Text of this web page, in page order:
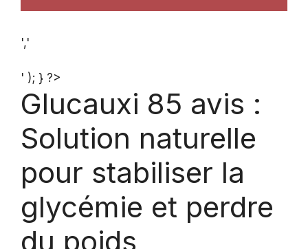
','
' ); } ?>
Glucauxi 85 avis :
Solution naturelle
pour stabiliser la
glycémie et perdre
du poids